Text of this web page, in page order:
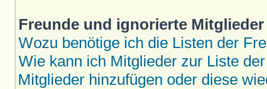
Freunde und ignorierte Mitglieder
Wozu benötige ich die Listen der
Wie kann ich Mitglieder zur Liste
Mitglieder hinzufügen oder diese